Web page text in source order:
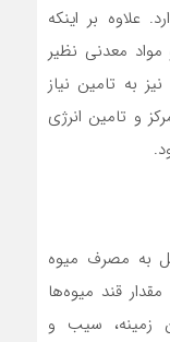
علاوه بر اینکه
مواد معدنی نظیر
به تامین نیاز
و تامین انرژی
به مصرف میوه
قند میوه‌ها
زمینه، سیب و